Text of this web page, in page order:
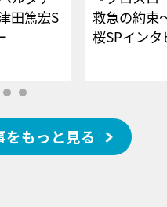
田篤宏S
ュー
救急の約束
桜SPイ
をもっと見る